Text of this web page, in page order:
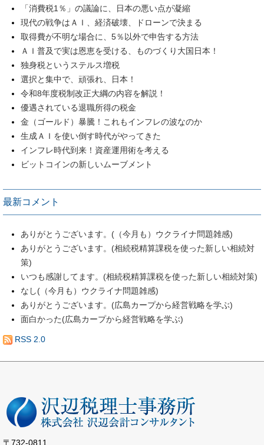
「消費税1％」の議論に、日本の悪い点が凝縮
現代の戦争はＡＩ、経済破壊、ドローンで決まる
取得費が不明な場合に、5％以外で申告する方法
ＡＩ普及で実は恩恵を受ける、ものづくり大国日本！
独身税というステルス増税
選択と集中で、頑張れ、日本！
令和8年度税制改正大綱の内容を解説！
優遇されている退職所得の税金
金（ゴールド）暴騰！これもインフレの波なのか
生成ＡＩを使い倒す時代がやってきた
インフレ時代到来！資産運用術を考える
ビットコインの新しいムーブメント
最新コメント
ありがとうございます。(（今月も）ウクライナ問題雑感)
ありがとうございます。(相続税精算課税を使った新しい相続対
策)
いつも感謝してます。(相続税精算課税を使った新しい相続対策)
なし(（今月も）ウクライナ問題雑感)
ありがとうございます。(広島カープから経営戦略を学ぶ)
面白かった(広島カープから経営戦略を学ぶ)
RSS 2.0
〒732-0811